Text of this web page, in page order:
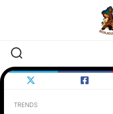
TRENDS